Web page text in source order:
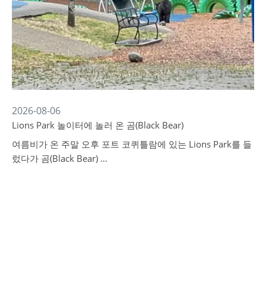
2026-08-06
Lions Park 놀이터에 놀러 온 곰(Black Bear)
여름비가 온 주말 오후 포트 코퀴틀람에 있는 Lions Park를 들
렀다가 곰(Black Bear) …